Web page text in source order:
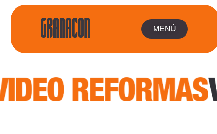
MENÚ